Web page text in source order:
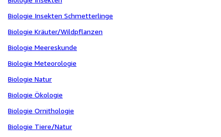
Biologie Insekten Schmetterlinge
Biologie Kräuter/Wildpflanzen
Biologie Meereskunde
Biologie Meteorologie
Biologie Natur
Biologie Ökologie
Biologie Ornithologie
Biologie Tiere/Natur